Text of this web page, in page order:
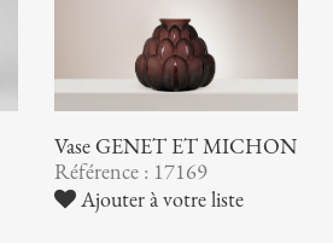
Vase GENET ET MICHON
Référence : 17169
Ajouter à votre liste